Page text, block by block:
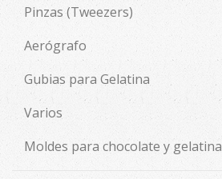
Pinzas (Tweezers)
Aerógrafo
Gubias para Gelatina
Varios
Moldes para chocolate y gelatina